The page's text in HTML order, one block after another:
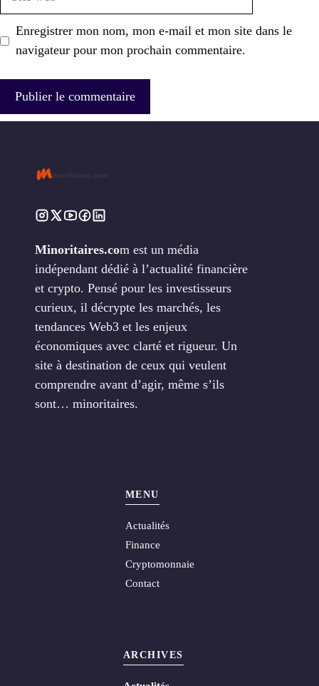
Enregistrer mon nom, mon e-mail et mon site dans le
navigateur pour mon prochain commentaire.
Minoritaires.com est un média
indépendant dédié à l’actualité financière
et crypto. Pensé pour les investisseurs
curieux, il décrypte les marchés, les
tendances Web3 et les enjeux
économiques avec clarté et rigueur. Un
site à destination de ceux qui veulent
comprendre avant d’agir, même s’ils
sont… minoritaires.
MENU
Actualités
Finance
Cryptomonnaie
Contact
ARCHIVES